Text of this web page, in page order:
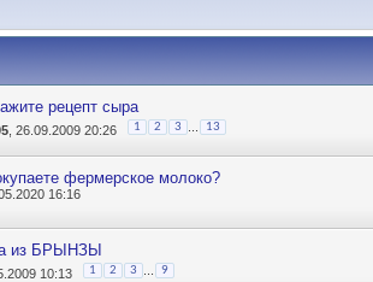
рецепт сыра
, 26.09.2009 20:26 1 2 3 13
фермерское молоко?
16:16
из БРЫНЗЫ
10:13 1 2 3 9